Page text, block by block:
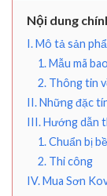
Nội dung
I. Mô tả sản
1. Mẫu mã
2. Thông tin
II. Những đặc
III. Hướng dẫn
1. Chuẩn bị
2. Thi công
IV. Mua Sơn